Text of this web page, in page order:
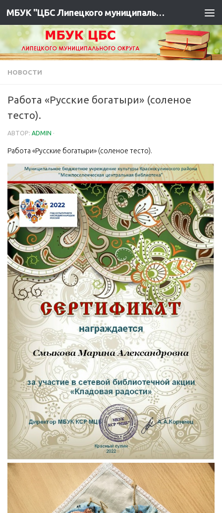
МБУК "ЦБС Липецкого муниципального района"
НОВОСТИ
Работа «Русские богатыри» (соленое
тесто).
АВТОР: ADMIN ·
Работа «Русские богатыри» (соленое тесто).